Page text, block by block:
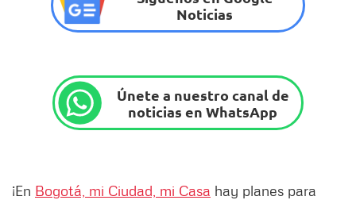
Noticias
Únete a nuestro canal de
noticias en WhatsApp
¡En Bogotá, mi Ciudad, mi Casa hay planes para